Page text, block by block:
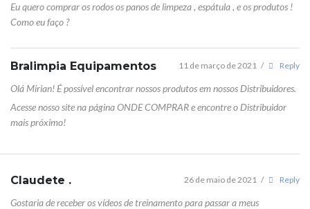
Eu quero comprar os rodos os panos de limpeza , espátula , e os produtos !
Como eu faço ?
Bralimpia Equipamentos 11 de março de 2021 / Reply
Olá Mirian! É possível encontrar nossos produtos em nossos Distribuidores.
Acesse nosso site na página ONDE COMPRAR e encontre o Distribuidor
mais próximo!
Claudete . 26 de maio de 2021 / Reply
Gostaria de receber os vídeos de treinamento para passar a meus